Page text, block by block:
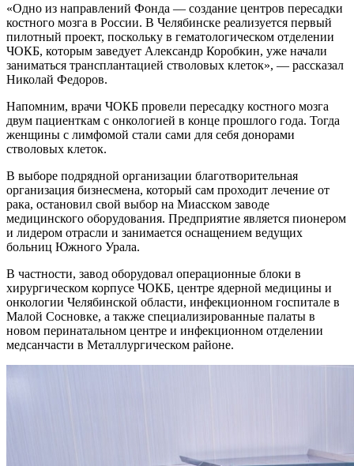
«Одно из направлений Фонда — создание центров пересадки
костного мозга в России. В Челябинске реализуется первый
пилотный проект, поскольку в гематологическом отделении
ЧОКБ, которым заведует Александр Коробкин, уже начали
заниматься трансплантацией стволовых клеток», — рассказал
Николай Федоров.
Напомним, врачи ЧОКБ провели пересадку костного мозга
двум пациенткам с онкологией в конце прошлого года. Тогда
женщины с лимфомой стали сами для себя донорами
стволовых клеток.
В выборе подрядной организации благотворительная
организация бизнесмена, который сам проходит лечение от
рака, остановил свой выбор на Миасском заводе
медицинского оборудования. Предприятие является пионером
и лидером отрасли и занимается оснащением ведущих
больниц Южного Урала.
В частности, завод оборудовал операционные блоки в
хирургическом корпусе ЧОКБ, центре ядерной медицины и
онкологии Челябинской области, инфекционном госпитале в
Малой Сосновке, а также специализированные палаты в
новом перинатальном центре и инфекционном отделении
медсанчасти в Металлургическом районе.